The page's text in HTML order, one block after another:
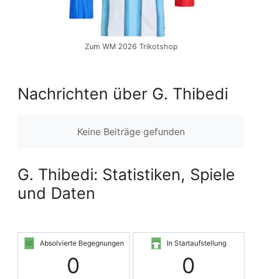
Zum WM 2026 Trikotshop
Nachrichten über G. Thibedi
Keine Beiträge gefunden
G. Thibedi: Statistiken, Spiele
und Daten
Absolvierte Begegnungen
0
In Startaufstellung
0